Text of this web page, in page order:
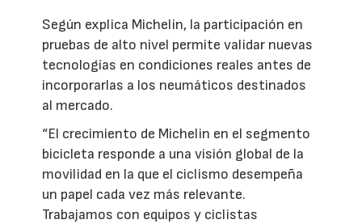
Según explica Michelin, la participación en
pruebas de alto nivel permite validar nuevas
tecnologías en condiciones reales antes de
incorporarlas a los neumáticos destinados
al mercado.
“El crecimiento de Michelin en el segmento
bicicleta responde a una visión global de la
movilidad en la que el ciclismo desempeña
un papel cada vez más relevante.
Trabajamos con equipos y ciclistas